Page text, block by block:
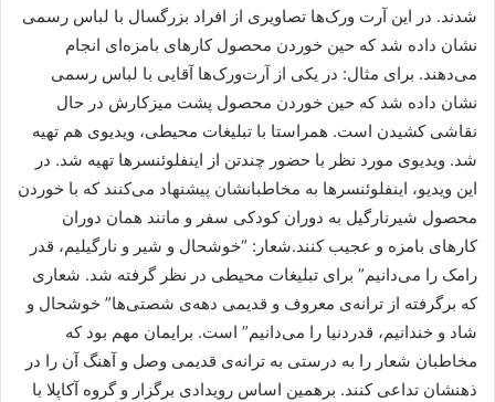
شدند. در این آرت ورک‌ها تصاویری از افراد بزرگسال با لباس رسمی
نشان داده شد که حین خوردن محصول کارهای بامزه‌ای انجام
می‌دهند. برای مثال: در یکی از آرت‌ورک‌ها آقایی با لباس رسمی
نشان داده شد که حین خوردن محصول پشت میزکارش در حال
نقاشی کشیدن است. همراستا با تبلیغات محیطی، ویدیوی هم تهیه
شد. ویدیوی مورد نظر با حضور چندتن از اینفلوئنسرها تهیه شد. در
این ویدیو، اینفلوئنسرها به مخاطبانشان پیشنهاد می‌کنند که با خوردن
محصول شیرنارگیل به دوران کودکی سفر و مانند همان دوران
کارهای بامزه و عجیب کنند.شعار: “خوشحال و شیر و نارگیلیم، قدر
رامک را می‌دانیم” برای تبلیغات محیطی در نظر گرفته شد. شعاری
که برگرفته از ترانه‌ی معروف و قدیمی دهه‌ی شصتی‌ها” خوشحال و
شاد و خندانیم، قدردنیا را می‌دانیم” است. برایمان مهم بود که
مخاطبان شعار را به درستی به ترانه‌ی قدیمی وصل و آهنگ آن را در
ذهنشان تداعی کنند. برهمین اساس رویدادی برگزار و گروه آکاپلا با